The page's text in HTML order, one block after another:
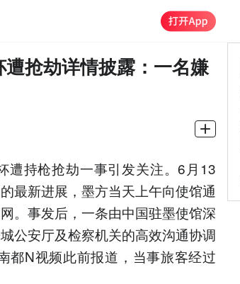
抢劫详情披露：一名嫌
遭持枪抢劫一事引发关注。6月13
最新进展，墨方当天上午向使馆通
。事发后，一条由中国驻墨使馆深
公安厅及检察机关的高效沟通协调
都N视频此前报道，当事旅客经过